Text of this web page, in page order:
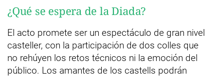
¿Qué se espera de la Diada?
El acto promete ser un espectáculo de gran nivel
casteller, con la participación de dos colles que
no rehúyen los retos técnicos ni la emoción del
público. Los amantes de los castells podrán